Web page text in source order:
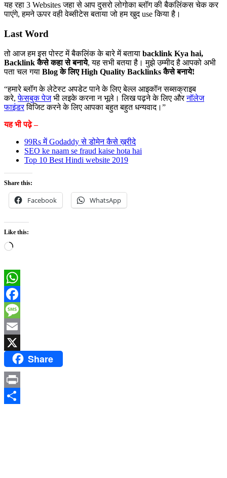
यह रहा 3 Websites जहा से आप दुसरो लोगोका ब्लॉग की बैकलिंकस चेक कर
पाएंगे, हमने ऊपर वही वेब्सीटेस बताया जो हम खुद use किया है।
Last Word
तो आज हम इस पोस्ट में बैकलिंक के बारे में बताया backlink Kya hai,
Backlink कैसे कहा से बनाये, यह सभी बतया है। मुझे उम्मीद है आपको अभी
पता चल गया Blog के लिए High Quality Backlinks कैसे बनाये!
“हमारे ब्लॉग के लेटेस्ट अपडेट पाने के लिए बेल्ल आइकॉन सब्सक्राइब
करे,फेसबुक पेजभी लइके करना न भूले। लिख पढ़ने के लिए औरनॉलेज
फाइंडरविजिट करने के लिए आपका बहुत बहुत धन्यवाद।”
यह भी पढ़े –
99Rs में Godaddy से डोमेन कैसे ख़रीदे
SEO ke naam se fraud kaise hota hai
Top 10 Best Hindi website 2019
Share this:
Facebook WhatsApp
Like this:
Loading…
WhatsApp
Facebook
Message
Email
Share
Print